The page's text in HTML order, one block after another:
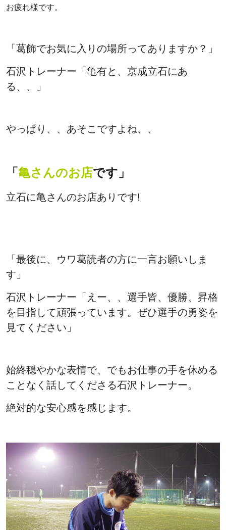
お疲れ様です。
「葛飾でお気に入りの場所ってありますか？」
石沢トレーナー「亀有と、京成立石にあ
る、、」
やっぱり、、あそこですよね、、
「亀さんのお店です」
立石に亀さんのお店ありです!
「最後に、ウワ葛読者の方に一言お願いしま
す」
石沢トレーナー「えー、、選手皆、優勝、昇格
を目指して頑張っています。 ぜひ選手の勇姿を
見てください」
始終穏やかな表情で、でもお仕事の手を休める
ことなく話してくださる石沢トレーナー。
絶対的な安心感を感じます。